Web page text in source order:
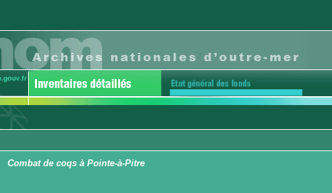
Combat de coqs à Pointe-à-Pitre